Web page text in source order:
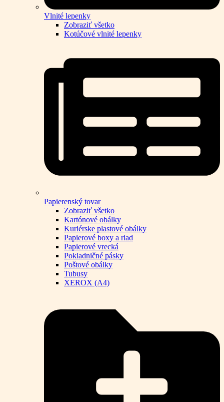
Vlnité lepenky
Zobraziť všetko
Kotúčové vlnité lepenky
Papierenský tovar
Zobraziť všetko
Kartónové obálky
Kuriérske plastové obálky
Papierové boxy a riad
Papierové vrecká
Pokladničné pásky
Poštové obálky
Tubusy
XEROX (A4)